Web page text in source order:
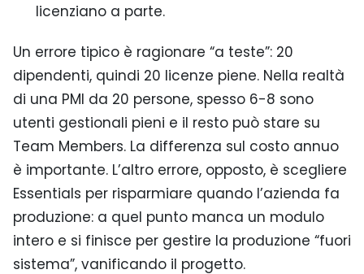
licenziano a parte.
Un errore tipico è ragionare “a teste”: 20
dipendenti, quindi 20 licenze piene. Nella realtà
di una PMI da 20 persone, spesso 6-8 sono
utenti gestionali pieni e il resto può stare su
Team Members. La differenza sul costo annuo
è importante. L’altro errore, opposto, è scegliere
Essentials per risparmiare quando l’azienda fa
produzione: a quel punto manca un modulo
intero e si finisce per gestire la produzione “fuori
sistema”, vanificando il progetto.